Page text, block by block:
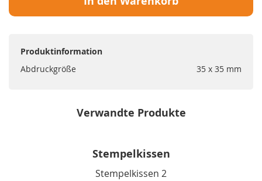
Produktinformation
Abdruckgröße
35 x 35 mm
Verwandte Produkte
Stempelkissen
Stempelkissen 2